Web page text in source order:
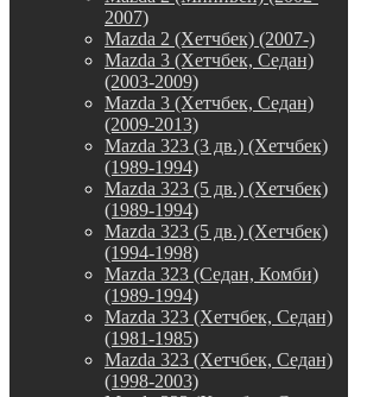
2007)
Mazda 2 (Хетчбек) (2007-)
Mazda 3 (Хетчбек, Седан)
(2003-2009)
Mazda 3 (Хетчбек, Седан)
(2009-2013)
Mazda 323 (3 дв.) (Хетчбек)
(1989-1994)
Mazda 323 (5 дв.) (Хетчбек)
(1989-1994)
Mazda 323 (5 дв.) (Хетчбек)
(1994-1998)
Mazda 323 (Седан, Комби)
(1989-1994)
Mazda 323 (Хетчбек, Седан)
(1981-1985)
Mazda 323 (Хетчбек, Седан)
(1998-2003)